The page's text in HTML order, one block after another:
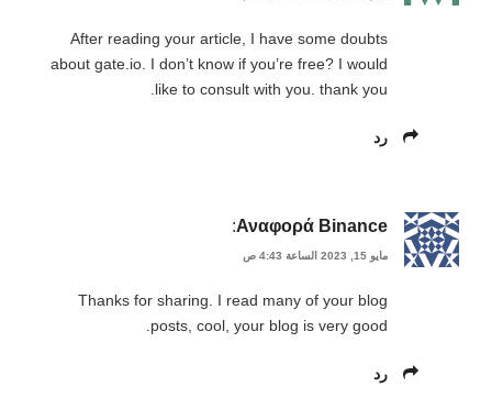
After reading your article, I have some doubts
about gate.io. I don’t know if you’re free? I would
like to consult with you. thank you.
رد
Αναφορά Binance
:
مايو 15, 2023 الساعة 4:43 ص
Thanks for sharing. I read many of your blog
posts, cool, your blog is very good.
رد